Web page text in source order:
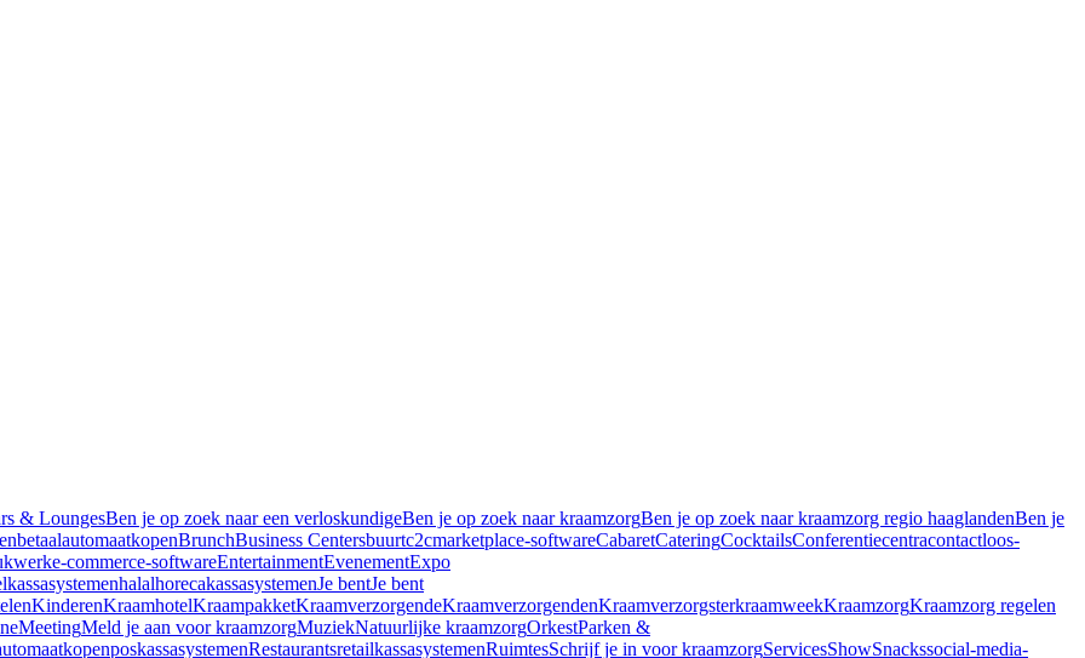
& LoungesBen je op zoek naar een verloskundigeBen je op zoek naar kraamzorgBen je op zoek naar kraamzorg regio haaglandenBen je
betaalautomaatkopenBrunchBusiness Centersbuurtc2cmarketplace-softwareCabaretCateringCocktailsConferentiecentracontactloos-
e-commerce-softwareEntertainmentEvenementExpo
halalhorecakassasystemenJe bentJe bent
KinderenKraamhotelKraampakketKraamverzorgendeKraamverzorgendenKraamverzorgsterkraamweekKraamzorgKraamzorg regelen
MeetingMeld je aan voor kraamzorgMuziekNatuurlijke kraamzorgOrkestParken &
poskassasystemenRestaurantsretailkassasystemenRuimtesSchrijf je in voor kraamzorgServicesShowSnackssocial-media-